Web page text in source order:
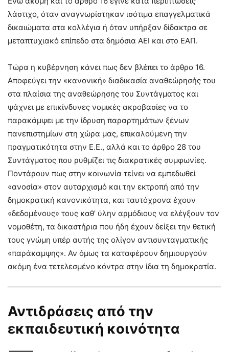
λάστιχο, όταν αναγνωρίστηκαν ισότιμα επαγγελματικά
δικαιώματα στα κολλέγια ή όταν υπήρξαν δίδακτρα σε
μεταπτυχιακό επίπεδο στα δημόσια ΑΕΙ και στο ΕΑΠ.
Τώρα η κυβέρνηση κάνει πως δεν βλέπει το άρθρο 16.
Αποφεύγει την «κανονική» διαδικασία αναθεώρησής του
στα πλαίσια της αναθεώρησης του Συντάγματος και
ψάχνει με επικίνδυνες νομικές ακροβασίες να το
παρακάμψει με την ίδρυση παραρτημάτων ξένων
πανεπιστημίων στη χώρα μας, επικαλούμενη την
πραγματικότητα στην Ε.Ε., αλλά και το άρθρο 28 του
Συντάγματος που ρυθμίζει τις διακρατικές συμφωνίες.
Ποντάρουν πως στην κοινωνία τείνει να εμπεδωθεί
«ανοσία» στον αυταρχισμό και την εκτροπή από την
δημοκρατική κανονικότητα, και ταυτόχρονα έχουν
«δεδομένους» τους καθ’ ύλην αρμόδιους να ελέγξουν τον
νομοθέτη, τα δικαστήρια που ήδη έχουν δείξει την θετική
τους γνώμη υπέρ αυτής της ολίγον αντισυνταγματικής
«παράκαμψης». Αν όμως τα καταφέρουν δημιουργούν
ακόμη ένα τετελεσμένο κόντρα στην ίδια τη δημοκρατία.
Αντιδράσεις από την
εκπαιδευτική κοινότητα